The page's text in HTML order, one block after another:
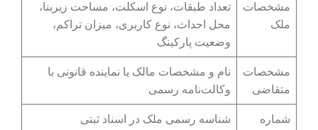
مشخصات
ملک
تعداد طبقات، نوع اسکلت، مساحت زیربنا،
محل احداث، نوع کاربری، میزان تراکم،
وضعیت پارکینگ
مشخصات
متقاضی
نام و مشخصات مالک یا نماینده قانونی با
وکالت‌نامه رسمی
شماره
شناسه رسمی ملک در اسناد ثبتی